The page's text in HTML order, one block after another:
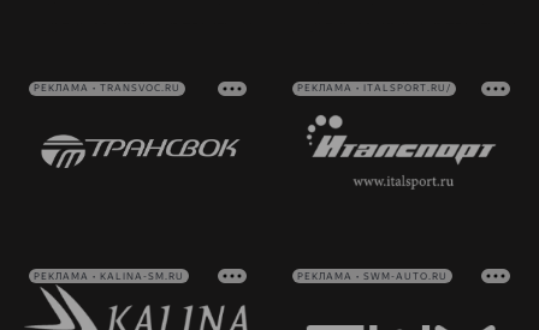
РЕКЛАМА • TRANSVOC.RU РЕКЛАМА • ITALSPORT.RU/
РЕКЛАМА • KALINA-SM.RU РЕКЛАМА • SWM-AUTO.RU